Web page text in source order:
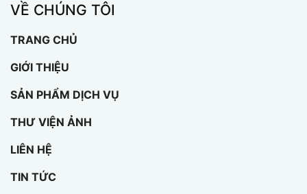
VỀ CHÚNG TÔI
TRANG CHỦ
GIỚI THIỆU
SẢN PHẨM DỊCH VỤ
THƯ VIỆN ẢNH
LIÊN HỆ
TIN TỨC